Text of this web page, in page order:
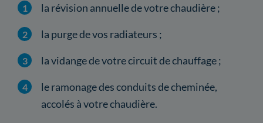
la révision annuelle de votre chaudière ;
la purge de vos radiateurs ;
la vidange de votre circuit de chauffage ;
le ramonage des conduits de cheminée,
accolés à votre chaudière.